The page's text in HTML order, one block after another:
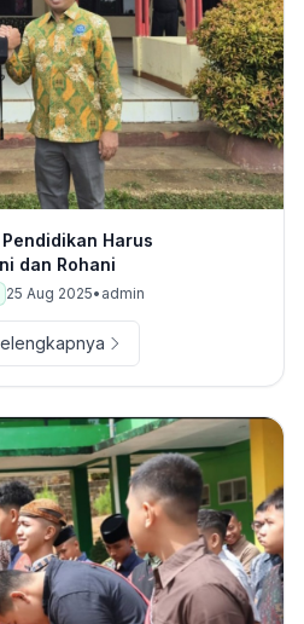
Harus
dan Rohani
25 Aug 2025• admin